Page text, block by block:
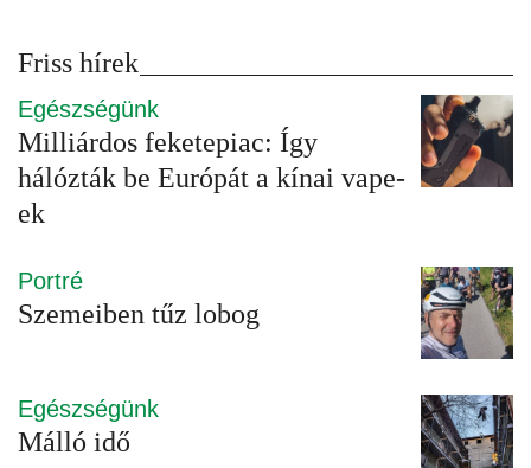
Friss hírek
Egészségünk
Milliárdos feketepiac: Így
hálózták be Európát a kínai vape-
ek
Portré
Szemeiben tűz lobog
Egészségünk
Málló idő